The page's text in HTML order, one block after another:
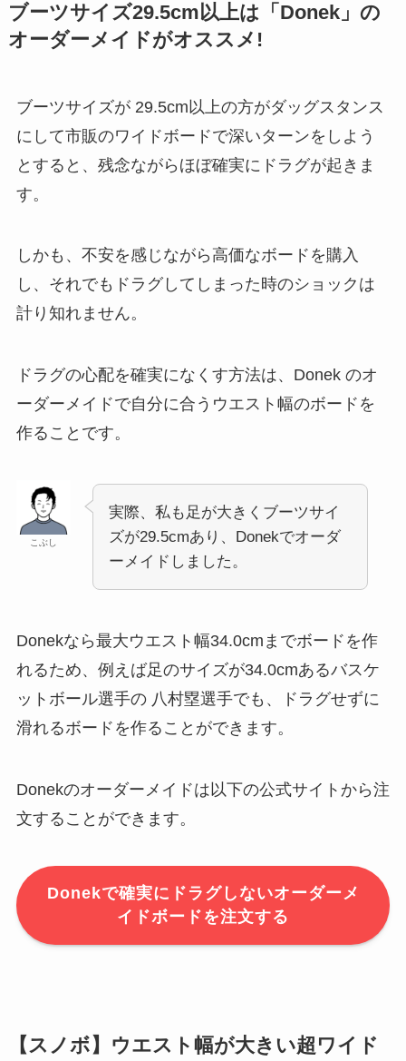
ブーツサイズ29.5cm以上は「Donek」の
オーダーメイドがオススメ!
ブーツサイズが 29.5cm以上の方がダッグスタンス
にして市販のワイドボードで深いターンをしよう
とすると、残念ながらほぼ確実にドラグが起きま
す。
しかも、不安を感じながら高価なボードを購入
し、それでもドラグしてしまった時のショックは
計り知れません。
ドラグの心配を確実になくす方法は、Donek のオ
ーダーメイドで自分に合うウエスト幅のボードを
作ることです。
こぶし
実際、私も足が大きくブーツサイ
ズが29.5cmあり、Donekでオーダ
ーメイドしました。
Donekなら最大ウエスト幅34.0cmまでボードを作
れるため、例えば足のサイズが34.0cmあるバスケ
ットボール選手の 八村塁選手でも、ドラグせずに
滑れるボードを作ることができます。
Donekのオーダーメイドは以下の公式サイトから注
文することができます。
Donekで確実にドラグしないオーダーメ
イドボードを注文する
【スノボ】ウエスト幅が大きい超ワイド